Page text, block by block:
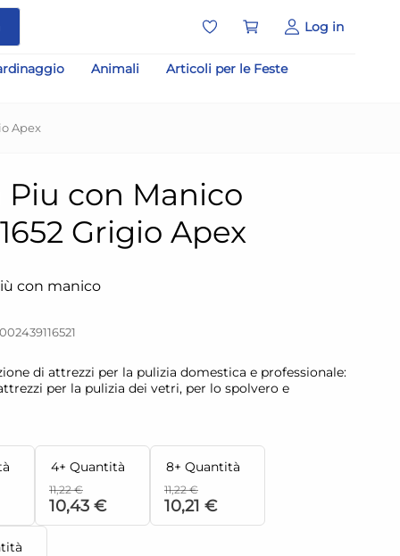
Log in
Animali
Articoli per le Feste
Apex
Piu con Manico
Grigio Apex
con manico
di attrezzi per la pulizia domestica e professionale:
per la pulizia dei vetri, per lo spolvero e
4+ Quantità
11,22 €
10,43 €
8+ Quantità
11,22 €
10,21 €